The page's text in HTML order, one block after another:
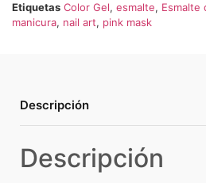
Etiquetas Color Gel, esmalte, Esmalte
manicura, nail art, pink mask
Descripción
Descripción